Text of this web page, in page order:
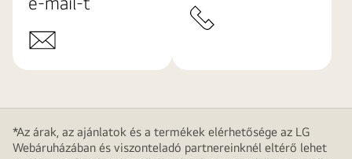
*Az árak, az ajánlatok és a termékek elérhetősége az LG
Webáruházában és viszonteladó partnereinknél eltérő lehet